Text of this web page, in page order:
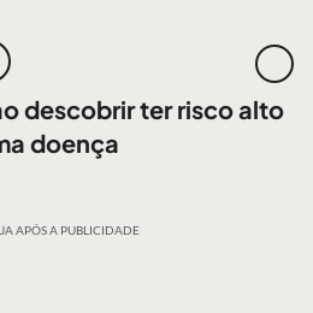
descobrir ter risco alto
doença
APÓS A PUBLICIDADE